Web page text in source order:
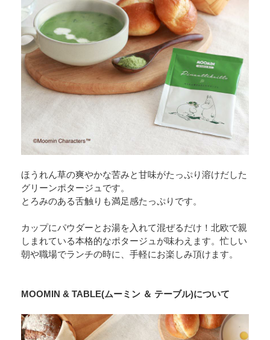
ほうれん草の爽やかな苦みと甘味がたっぷり溶けだした
グリーンポタージュです。
とろみのある舌触りも満足感たっぷりです。
カップにパウダーとお湯を入れて混ぜるだけ！北欧で親
しまれている本格的なポタージュが味わえます。忙しい
朝や職場でランチの時に、手軽にお楽しみ頂けます。
MOOMIN & TABLE(ムーミン ＆ テーブル)について